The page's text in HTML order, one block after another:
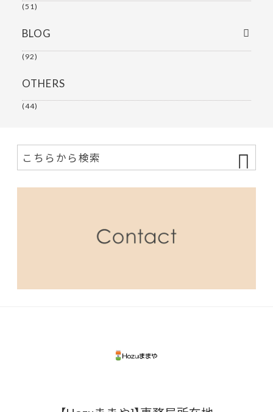
(51)
BLOG
(92)
OTHERS
(44)